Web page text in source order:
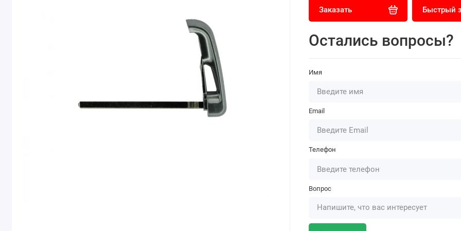
Заказать Быстрый
Остались вопросы?
Имя
Email
Телефон
Вопрос